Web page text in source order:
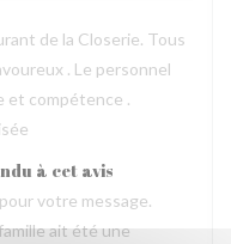
de la Closerie. Tous
. Le personnel
et compétence .
à cet avis
votre message.
ait été une